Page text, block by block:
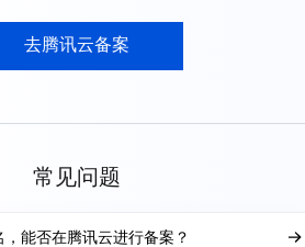
去腾讯云备案
常见问题
能否在腾讯云进行备案？